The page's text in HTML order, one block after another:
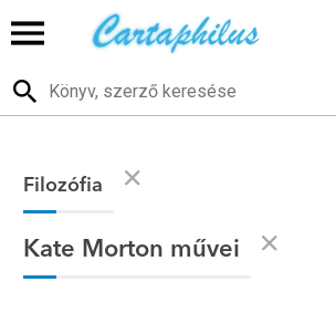
Filozófia
Kate Morton művei